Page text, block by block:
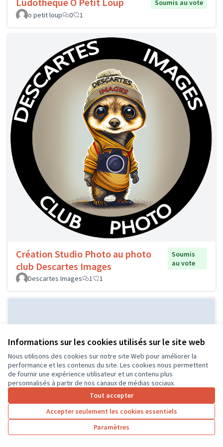
Informations sur les cookies utilisés sur le site web
Nous utilisons des cookies sur notre site Web pour améliorer la
performance et les contenus du site. Les cookies nous permettent
de fournir une expérience utilisateur et un contenu plus
personnalisés à partir de nos canaux de médias sociaux.
Tout accepter
Accepter seulement les cookies essentiels
Paramètres
Soumis au vote
o petit loup
0 1
Création Studio Photo au photo
club Descartes Images
Soumis
au vote
Descartes Images
1 1
Installer un système d'aquaponie
dans la ferme pédagogique de la
vallée de Courtineau
Soumis